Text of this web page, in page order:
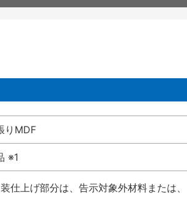
りMDF
※1
仕上げ部分は、告示対象外材料ま